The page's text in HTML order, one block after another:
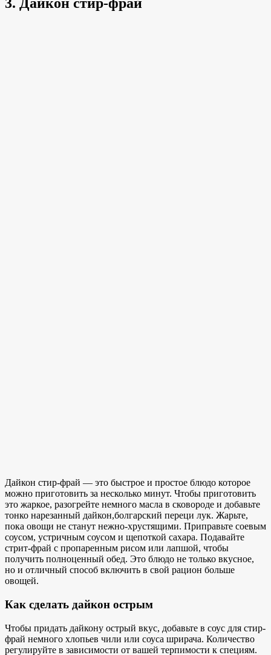
3. Дайкон стир-фрай
Дайкон стир-фрай — это быстрое и простое блюдо которое
можно приготовить за несколько минут. Чтобы приготовить
это жаркое, разогрейте немного масла в сковороде и добавьте
тонко нарезанный дайкон,болгарский переци лук. Жарьте,
пока овощи не станут нежно-хрустящими. Приправьте соевым
соусом, устричным соусом и щепоткой сахара. Подавайте
стрит-фрай с пропаренным рисом или лапшой, чтобы
получить полноценный обед. Это блюдо не только вкусное,
но и отличный способ включить в свой рацион больше
овощей.
Как сделать дайкон острым
Чтобы придать дайкону острый вкус, добавьте в соус для стир-
фрай немного хлопьев чили или соуса шрирача. Количество
регулируйте в зависимости от вашей терпимости к специям.